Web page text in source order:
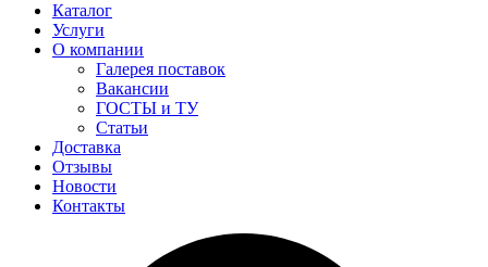
Каталог
Услуги
О компании
Галерея поставок
Вакансии
ГОСТЫ и ТУ
Статьи
Доставка
Отзывы
Новости
Контакты